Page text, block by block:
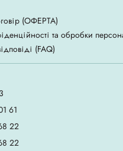
(ОФЕРТА)
та обробки
(FAQ)
61
22
22